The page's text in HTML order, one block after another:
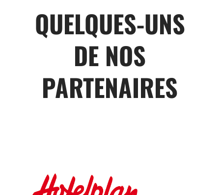
QUELQUES-UNS
DE NOS
PARTENAIRES